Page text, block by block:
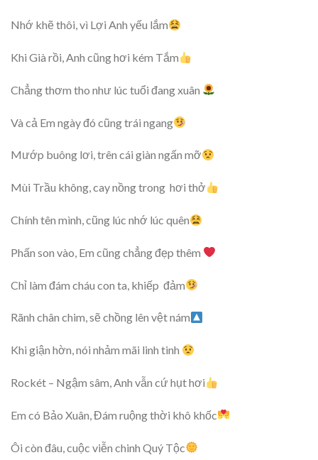
Nhớ khẽ thôi, vì Lợi Anh yếu lắm
Khi Già rồi, Anh cũng hơi kém Tắm
Chẳng thơm tho như lúc tuổi đang xuân
Và cả Em ngày đó cũng trái ngang
Mướp buông lơi, trên cái giàn ngấn mỡ
Mùi Trầu không, cay nồng trong hơi thở
Chính tên mình, cũng lúc nhớ lúc quên
Phấn son vào, Em cũng chẳng đẹp thêm
Chỉ làm đám cháu con ta, khiếp đảm
Rãnh chân chim, sẽ chồng lên vệt nám
Khi giận hờn, nói nhảm mãi linh tinh
Rockét – Ngậm sâm, Anh vẫn cứ hụt hơi
Em có Bảo Xuân, Đám ruộng thời khô khốc
Ôi còn đâu, cuộc viễn chinh Quý Tộc